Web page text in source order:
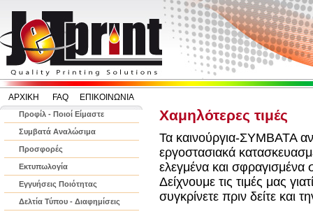
ΑΡΧΙΚΗ FAQ ΕΠΙΚΟΙΝΩΝΙΑ
Προφίλ - Ποιοί Είμαστε
Συμβατά Αναλώσιμα
Προσφορές
Εκτυπωλογία
Εγγυήσεις Ποιότητας
Δελτία Τύπου - Διαφημίσεις
Χαμηλότερες τιμές
Τα καινούργια-ΣΥΜΒΑΤΑ
εργοστασιακά
ελεγμένα και σφραγισμένα
Δείχνουμε τις τιμές μας
συγκρίνετε πριν δείτε και